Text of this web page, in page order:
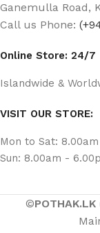
Ganemulla Road,
Call us Phone:
Online Store: 24/7
Islandwide &
VISIT OUR STORE:
Mon to Sat:
Sun: 8.00am -
©